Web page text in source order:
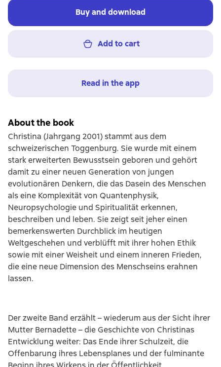
Buy and download
Add to cart
Read in the app
About the book
Christina (Jahrgang 2001) stammt aus dem
schweizerischen Toggenburg. Sie wurde mit einem
stark erweiterten Bewusstsein geboren und gehört
damit zu einer neuen Generation von jungen
evolutionären Denkern, die das Dasein des Menschen
als eine Komplexität von Quantenphysik,
Neuropsychologie und Spiritualität erkennen,
beschreiben und leben. Sie zeigt seit jeher einen
bemerkenswerten Durchblick im heutigen
Weltgeschehen und verblüfft mit ihrer hohen Ethik
sowie mit einer Weisheit und einem inneren Frieden,
die eine neue Dimension des Menschseins erahnen
lassen.
Der zweite Band erzählt – wiederum aus der Sicht ihrer
Mutter Bernadette – die Geschichte von Christinas
Entwicklung weiter: Das Ende ihrer Schulzeit, die
Offenbarung ihres Lebensplanes und der fulminante